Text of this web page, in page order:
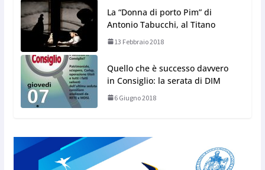
La “Donna di porto Pim” di
Antonio Tabucchi, al Titano
13 Febbraio 2018
Quello che è successo davvero
in Consiglio: la serata di DIM
6 Giugno 2018